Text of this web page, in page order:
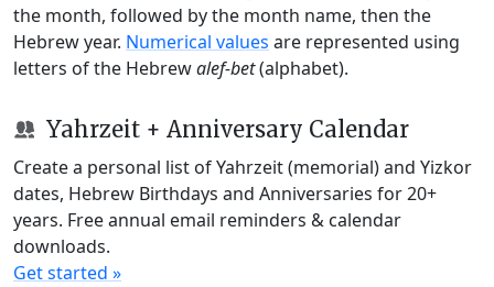
the month, followed by the month name, then the
Hebrew year. Numerical values are represented using
letters of the Hebrewalef-bet(alphabet).
Yahrzeit + Anniversary Calendar
Create a personal list of Yahrzeit (memorial) and Yizkor
dates, Hebrew Birthdays and Anniversaries for 20+
years. Free annual email reminders & calendar
downloads.
Get started »